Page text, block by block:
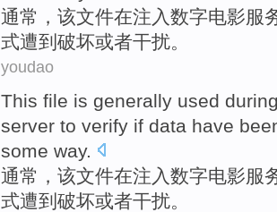
通常 ， 该文件在注入数字电影服
式遭到 破坏或者干扰。
youdao
This file is generally used
server to verify if data have
some way.
通常 ， 该文件在注入 数字电影服
式遭到破坏或者干扰。